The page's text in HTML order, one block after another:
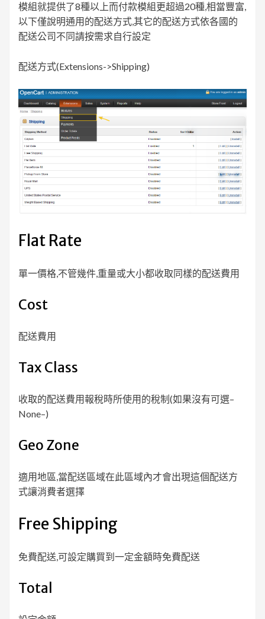
模組就提供了8種以上而付款模組更超過20種,相當豐富,
以下僅說明通用的配送方式,其它的配送方式依各國的
配送公司不同請按需求自行設定
配送方式(Extensions->Shipping)
Flat Rate
單一價格,不管幾件,重量或大小都收取同樣的配送費用
Cost
配送費用
Tax Class
收取的配送費用報稅時所使用的稅制(如果沒有可選–
None–)
Geo Zone
適用地區,當配送區域在此區域內才會出現這個配送方
式讓消費者選擇
Free Shipping
免費配送,可設定購買到一定金額時免費配送
Total